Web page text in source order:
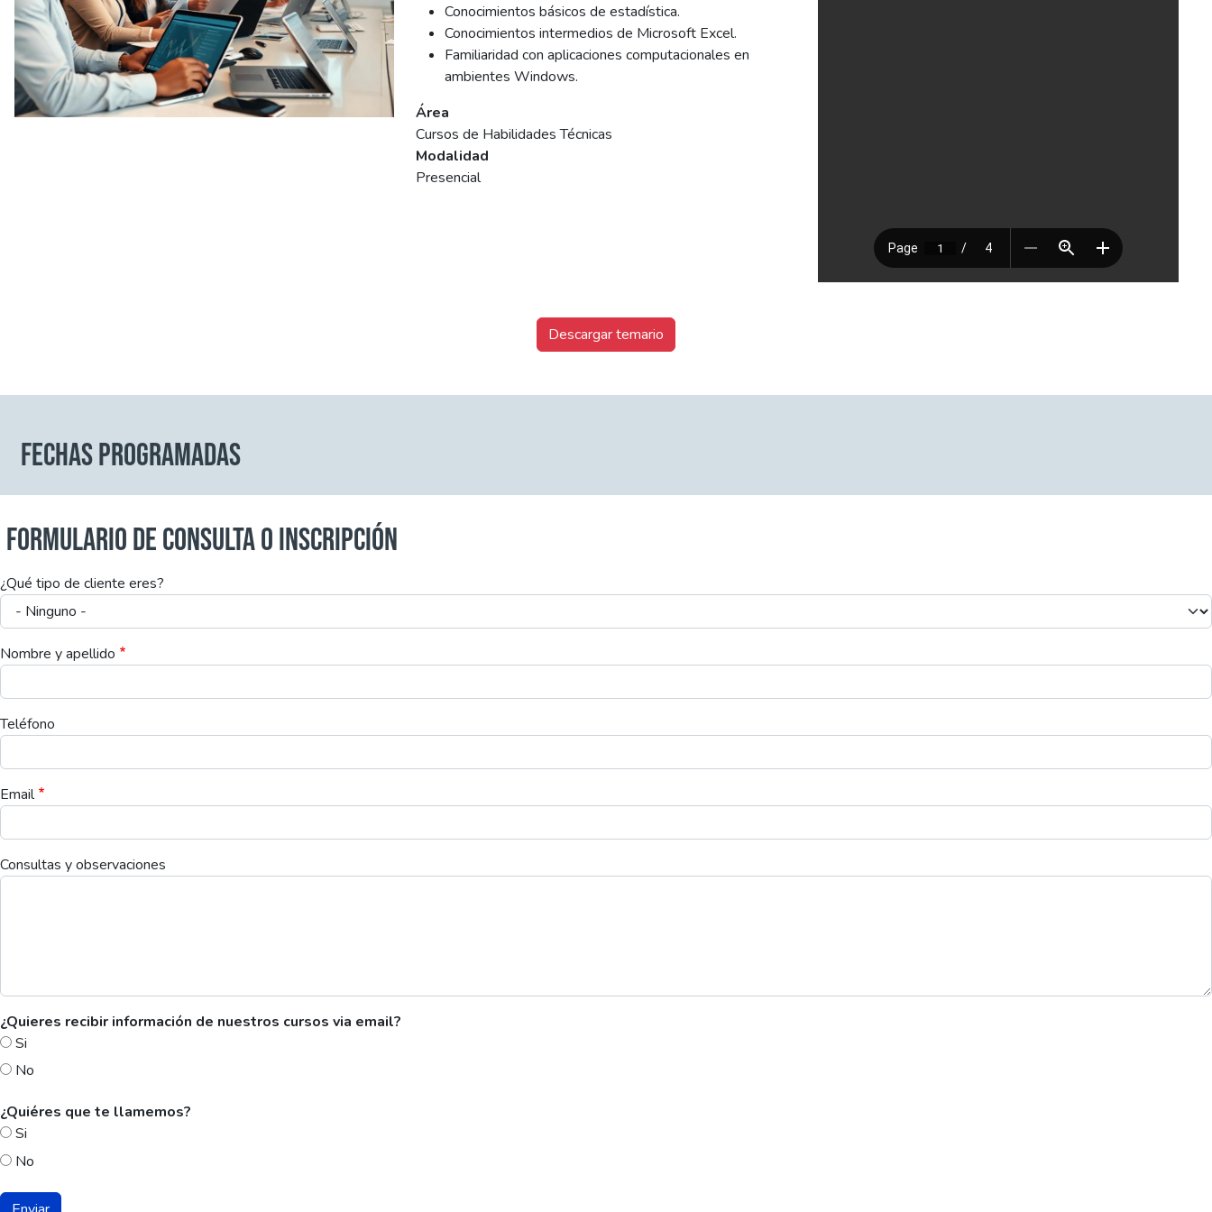
Conocimientos básicos de estadística.
Conocimientos intermedios de Microsoft Excel.
Familiaridad con aplicaciones computacionales en
ambientes Windows.
Área
Cursos de Habilidades Técnicas
Modalidad
Presencial
Descargar temario
FECHAS PROGRAMADAS
FORMULARIO DE CONSULTA O INSCRIPCIÓN
¿Qué tipo de cliente eres?
Nombre y apellido
Teléfono
Email
Consultas y observaciones
¿Quieres recibir información de nuestros cursos via email?
Si
No
¿Quiéres que te llamemos?
Si
No